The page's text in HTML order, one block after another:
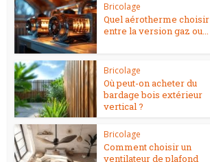
Bricolage
Quel aérotherme choisir
entre la version gaz ou...
Bricolage
Où peut-on acheter du
bardage bois extérieur
vertical ?
Bricolage
Comment choisir un
ventilateur de plafond